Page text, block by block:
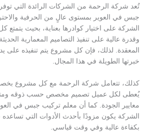
تُعد شركة الرحمة من الشركات الرائدة التي
جبس في العوير بمستوى عالٍ من الحرفية
الشركة على اختيار كوادرها بعناية، بحيث يتمتع
وقدرة عالية على تنفيذ التصاميم المعمارية
المعقدة. لذلك، فإن كل مشروع يتم تنفيذه
خبرتها الطويلة في هذا المجال.
كذلك، تتعامل شركة الرحمة مع كل مشروع
يُعطى لكل عميل تصميم مخصص حسب ذوقه
معايير الجودة. كما أن معلم تركيب جبس في
الشركة يكون مزودًا بأحدث الأدوات التي تساعده
بكفاءة عالية وفي وقت قياسي.